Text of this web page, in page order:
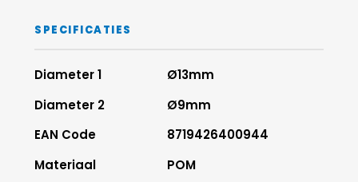
SPECIFICATIES
Diameter 1
Ø13mm
Diameter 2
Ø9mm
EAN Code
8719426400944
Materiaal
POM